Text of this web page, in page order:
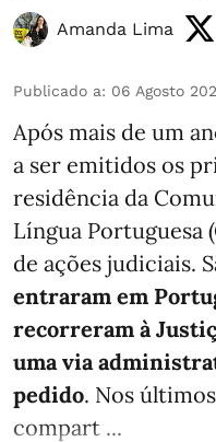
Amanda Lima
Publicado a: 06 Agosto
Após mais de um
a ser emitidos os
residência da
Língua Portuguesa
de ações judiciais.
entraram em
recorreram à
uma via
pedido. Nos
compart ...